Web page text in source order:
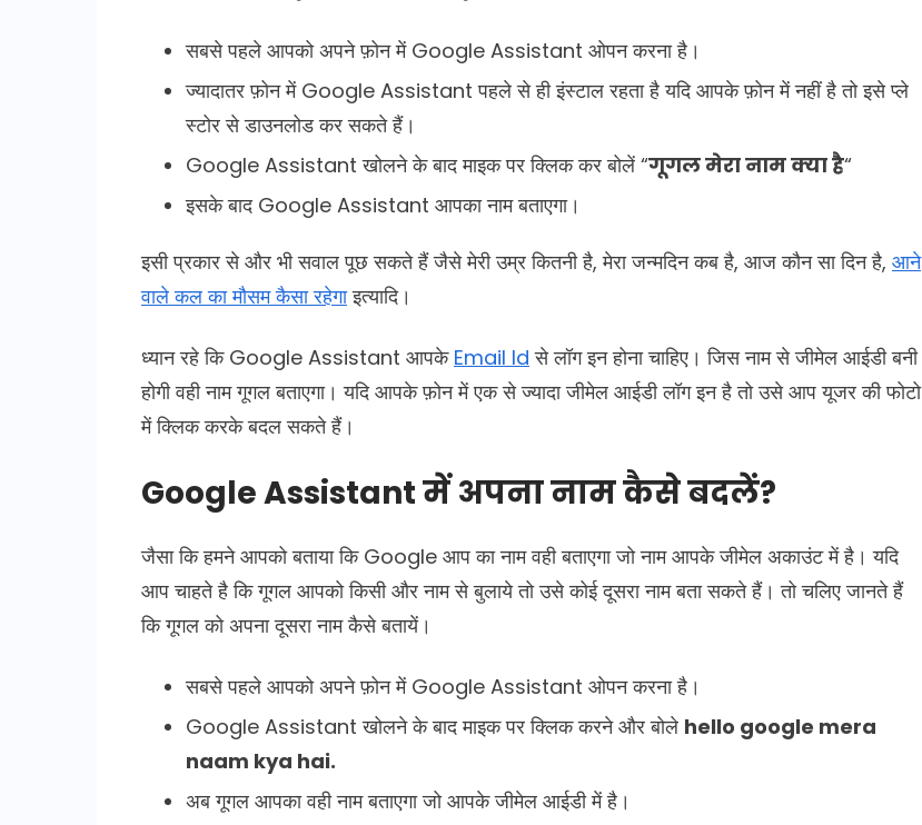
सबसे पहले आपको अपने फ़ोन में Google Assistant ओपन करना है।
ज्यादातर फ़ोन में Google Assistant पहले से ही इंस्टाल रहता है यदि आपके फ़ोन में नहीं है तो इसे प्ले
स्टोर से डाउनलोड कर सकते हैं।
Google Assistant खोलने के बाद माइक पर क्लिक कर बोलें “गूगल मेरा नाम क्या है“
इसके बाद Google Assistant आपका नाम बताएगा।
इसी प्रकार से और भी सवाल पूछ सकते हैं जैसे मेरी उम्र कितनी है, मेरा जन्मदिन कब है, आज कौन सा दिन है, आने
वाले कल का मौसम कैसा रहेगाइत्यादि।
ध्यान रहे कि Google Assistant आपके Email Id से लॉग इन होना चाहिए। जिस नाम से जीमेल आईडी बनी
होगी वही नाम गूगल बताएगा। यदि आपके फ़ोन में एक से ज्यादा जीमेल आईडी लॉग इन है तो उसे आप यूजर की फोटो
में क्लिक करके बदल सकते हैं।
Google Assistant में अपना नाम कैसे बदलें?
जैसा कि हमने आपको बताया कि Google आप का नाम वही बताएगा जो नाम आपके जीमेल अकाउंट में है। यदि
आप चाहते है कि गूगल आपको किसी और नाम से बुलाये तो उसे कोई दूसरा नाम बता सकते हैं। तो चलिए जानते हैं
कि गूगल को अपना दूसरा नाम कैसे बतायें।
सबसे पहले आपको अपने फ़ोन में Google Assistant ओपन करना है।
Google Assistant खोलने के बाद माइक पर क्लिक करने और बोले hello google mera
naam kya hai.
अब गूगल आपका वही नाम बताएगा जो आपके जीमेल आईडी में है।